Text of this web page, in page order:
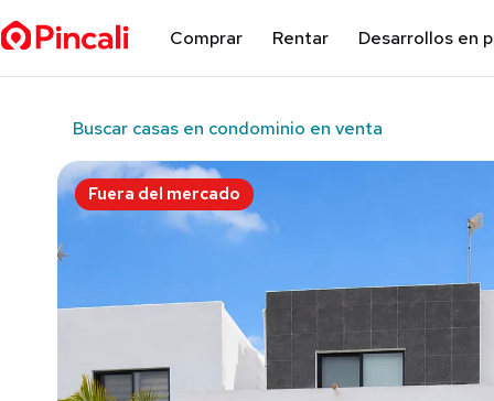
Comprar Rentar Desarrollos en
Buscar casas en condominio en venta
Fuera del mercado